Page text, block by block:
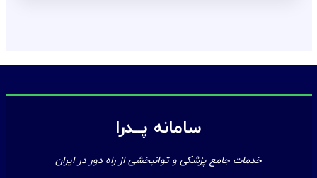
سامانه پــدرا
خدمات جامع پزشکی و توانبخشی از راه دور در ایران